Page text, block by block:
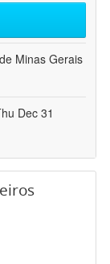
Minas Gerais
Dec 31